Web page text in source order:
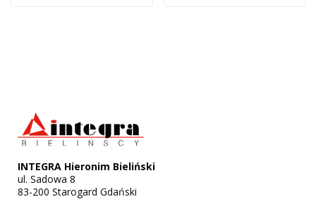
INTEGRA Hieronim Bieliński
ul. Sadowa 8
83-200 Starogard Gdański